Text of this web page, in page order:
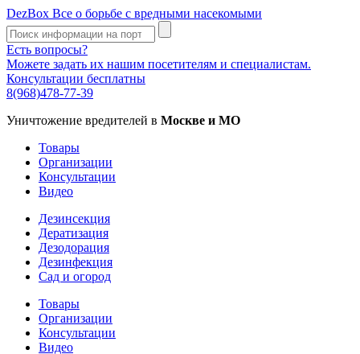
DezBox Все о борьбе с вредными насекомыми
Есть вопросы?
Можете задать их нашим посетителям и специалистам.
Консультации бесплатны
8(968)478-77-39
Уничтожение вредителей в Москве и МО
Товары
Организации
Консультации
Видео
Дезинсекция
Дератизация
Дезодорация
Дезинфекция
Сад и огород
Товары
Организации
Консультации
Видео